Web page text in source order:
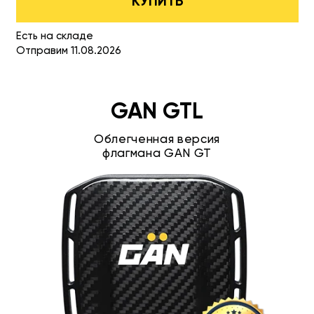
Есть на складе
Отправим 11.08.2026
GAN GTL
Облегченная версия
флагмана GAN GT